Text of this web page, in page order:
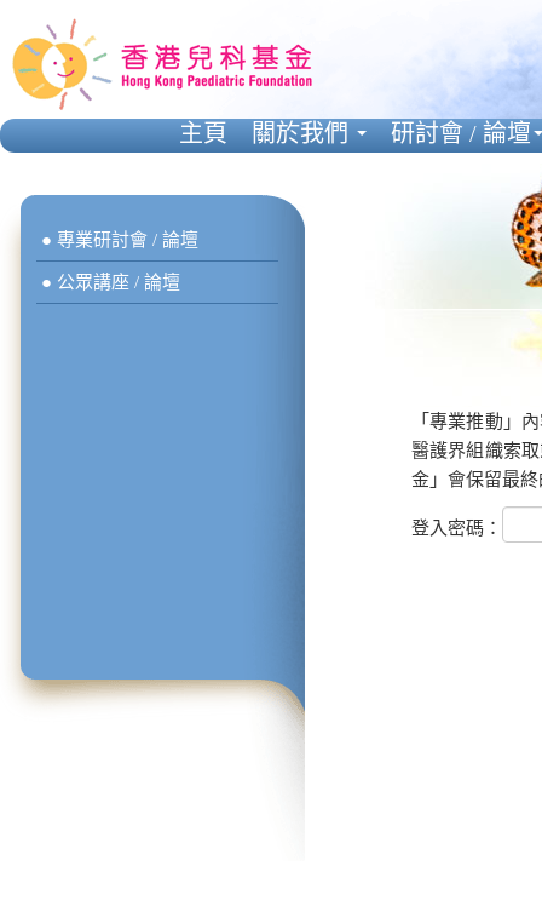
● 專業研討會 / 論壇
● 公眾講座 / 論壇
「專業推動」
醫護界組織索
金」會保留最
登入密碼：
主頁 關於我們 研討會 / 論壇